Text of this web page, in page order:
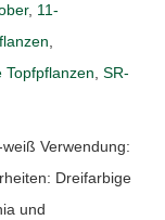
, 11-
,
Topfpflanzen, SR-
Verwendung:
Dreifarbige
und